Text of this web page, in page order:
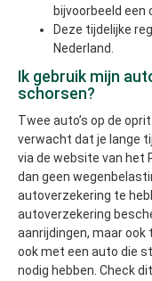
bijvoorbeeld een
Deze tijdelijke
Nederland.
Ik gebruik mijn
schorsen?
Twee auto’s op de
verwacht dat je lange
via de website van het
dan geen
autoverzekering te
autoverzekering
aanrijdingen, maar
ook met een auto die
nodig hebben. Check